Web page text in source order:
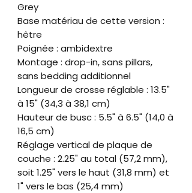
Grey
Base matériau de cette version :
hêtre
Poignée : ambidextre
Montage : drop-in, sans pillars,
sans bedding additionnel
Longueur de crosse réglable : 13.5"
à 15" (34,3 à 38,1 cm)
Hauteur de busc : 5.5" à 6.5" (14,0 à
16,5 cm)
Réglage vertical de plaque de
couche : 2.25" au total (57,2 mm),
soit 1.25" vers le haut (31,8 mm) et
1" vers le bas (25,4 mm)